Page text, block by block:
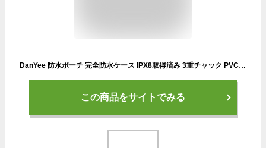
DanYee 防水ポーチ 完全防水ケース IPX8取得済み 3重チャック PVC素材 ウエストバッグ 携帯 海水浴 プール 釣り バイク ブラック
この商品をサイトでみる